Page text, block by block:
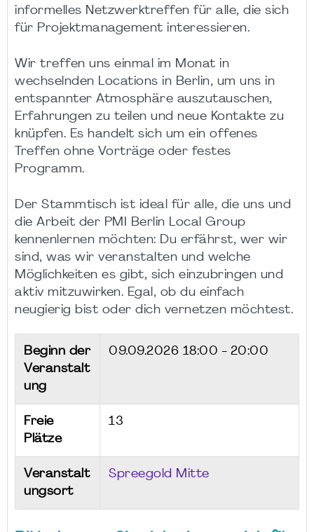
informelles Netzwerktreffen für alle, die sich
für Projektmanagement interessieren.
Wir treffen uns einmal im Monat in
wechselnden Locations in Berlin, um uns in
entspannter Atmosphäre auszutauschen,
Erfahrungen zu teilen und neue Kontakte zu
knüpfen. Es handelt sich um ein offenes
Treffen ohne Vorträge oder festes
Programm.
Der Stammtisch ist ideal für alle, die uns und
die Arbeit der PMI Berlin Local Group
kennenlernen möchten: Du erfährst, wer wir
sind, was wir veranstalten und welche
Möglichkeiten es gibt, sich einzubringen und
aktiv mitzuwirken. Egal, ob du einfach
neugierig bist oder dich vernetzen möchtest.
Beginn der
Veranstalt
ung
09.09.2026 18:00 - 20:00
Freie
Plätze
13
Veranstalt
ungsort
Spreegold Mitte